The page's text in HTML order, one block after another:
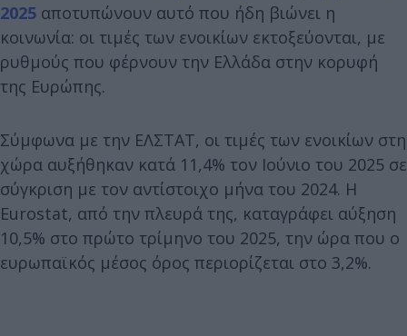
2025 αποτυπώνουν αυτό που ήδη βιώνει η
κοινωνία: οι τιμές των ενοικίων εκτοξεύονται, με
ρυθμούς που φέρνουν την Ελλάδα στην κορυφή
της Ευρώπης.
Σύμφωνα με την ΕΛΣΤΑΤ, οι τιμές των ενοικίων στη
χώρα αυξήθηκαν κατά 11,4% τον Ιούνιο του 2025 σε
σύγκριση με τον αντίστοιχο μήνα του 2024. Η
Eurostat, από την πλευρά της, καταγράφει αύξηση
10,5% στο πρώτο τρίμηνο του 2025, την ώρα που ο
ευρωπαϊκός μέσος όρος περιορίζεται στο 3,2%.